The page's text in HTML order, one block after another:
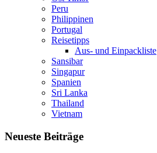
Peru
Philippinen
Portugal
Reisetipps
Aus- und Einpackliste
Sansibar
Singapur
Spanien
Sri Lanka
Thailand
Vietnam
Neueste Beiträge